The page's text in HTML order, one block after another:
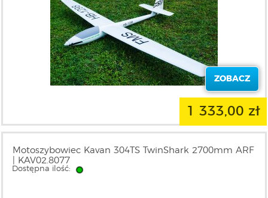
ZOBACZ
1 333,00 zł
Motoszybowiec Kavan 304TS TwinShark 2700mm ARF
| KAV02.8077
Dostępna ilość: